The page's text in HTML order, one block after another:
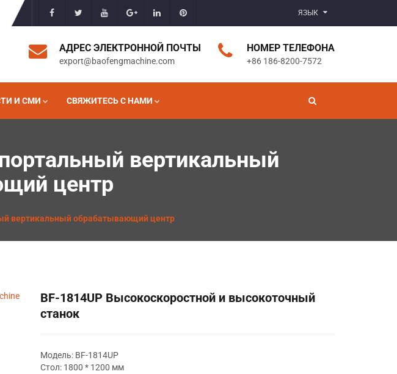
ЯЗЫК
АДРЕС ЭЛЕКТРОННОЙ ПОЧТЫ
export@baofengmachine.com
НОМЕР ТЕЛЕФОНА
+86 186-8200-7572
И СМИ СВЯЖИТЕСЬ С НАМИ
вертикальный
центр
вертикальный обрабатывающий центр
BF-1814UP Высокоскоростной и высокоточный
станок
Модель: BF-1814UP
Стол: 1800 * 1200 мм